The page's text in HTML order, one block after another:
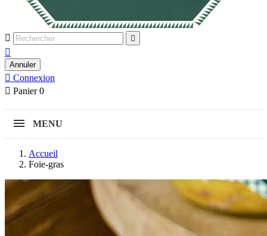
 

Annuler
 Connexion
 Panier 0
MENU
Accueil
Foie-gras